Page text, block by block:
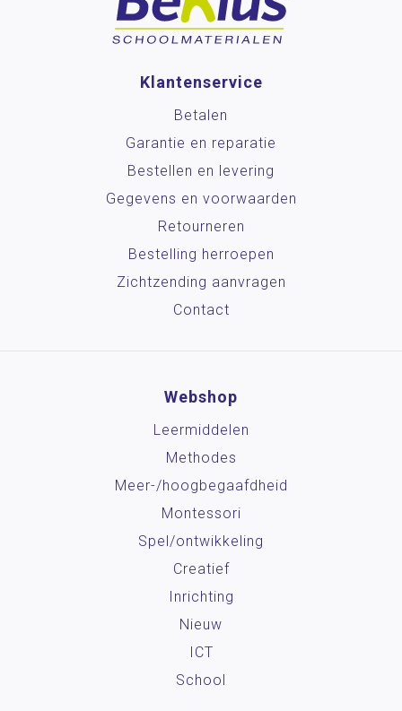
Klantenservice
Betalen
Garantie en reparatie
Bestellen en levering
Gegevens en voorwaarden
Retourneren
Bestelling herroepen
Zichtzending aanvragen
Contact
Webshop
Leermiddelen
Methodes
Meer-/hoog­begaafdheid
Montessori
Spel/ontwikkeling
Creatief
Inrichting
Nieuw
ICT
School